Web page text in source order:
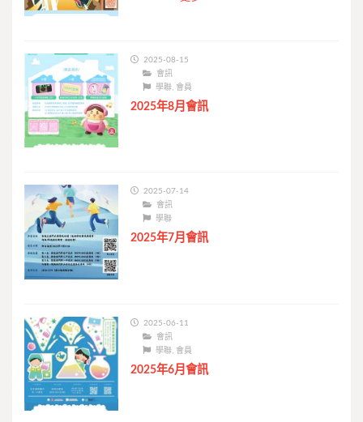
2025-08-15
會訊
學聯 會員
2025年8月會訊
2025-07-14
會訊
學聯
2025年7月會訊
2025-06-11
會訊
學聯 會員
2025年6月會訊